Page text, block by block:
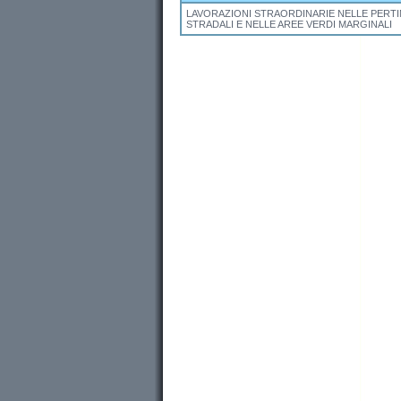
LAVORAZIONI STRAORDINARIE NELLE
STRADALI E NELLE AREE VERDI MARGINALI